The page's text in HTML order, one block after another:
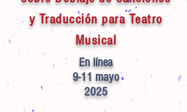
y Traducción para Teatro
Musical
En línea
9-11 mayo
2025